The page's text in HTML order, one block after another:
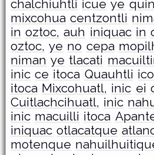
chalchiuhtli icue ye
mixcohua centzontli
in oztoc, auh iniquac in
oztoc, ye no cepa
niman ye tlacati
inic ce itoca Quauhtli
itoca Mixcohuatl, inic ei
Cuitlachcihuatl, inic
inic macuilli itoca
iniquac otlacatque
motenque